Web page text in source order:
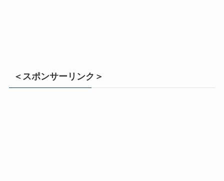
＜スポンサーリンク＞